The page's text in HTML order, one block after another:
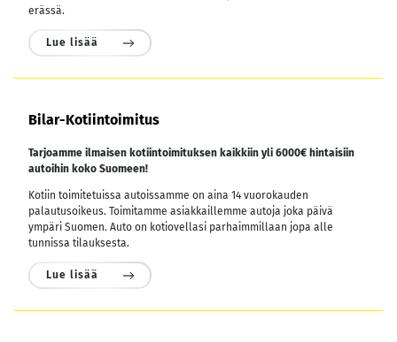
erässä.
Lue lisää
Bilar-Kotiintoimitus
Tarjoamme ilmaisen kotiintoimituksen kaikkiin yli 6000€ hintaisiin
autoihin koko Suomeen!
Kotiin toimitetuissa autoissamme on aina 14 vuorokauden
palautusoikeus. Toimitamme asiakkaillemme autoja joka päivä
ympäri Suomen. Auto on kotiovellasi parhaimmillaan jopa alle
tunnissa tilauksesta.
Lue lisää